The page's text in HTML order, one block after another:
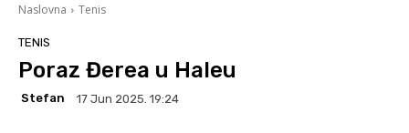
Naslovna Tenis
TENIS
Poraz Đerea u Haleu
Stefan 17 Jun 2025. 19:24